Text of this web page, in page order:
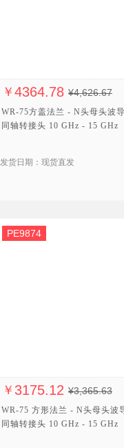
￥ 4364.78 ¥4,626.67
WR-75方盖法兰 - N头母头波
同轴转接头 10 GHz - 15 GHz
发货日期：现货直发
￥ 3175.12 ¥3,365.63
PE9874
WR-75 方形法兰 - N头母头波
同轴转接头 10 GHz - 15 GHz